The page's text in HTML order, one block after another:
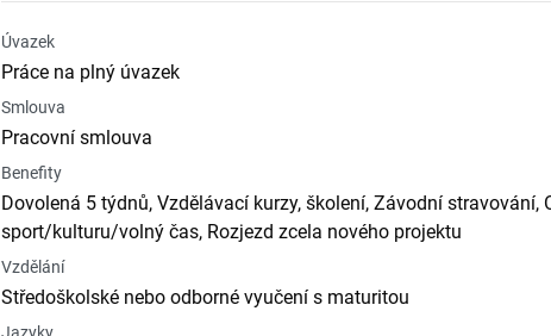
Úvazek
Práce na plný úvazek
Smlouva
Pracovní smlouva
Benefity
Dovolená 5 týdnů, Vzdělávací kurzy, školení, Závodní stravování,
sport/kulturu/volný čas, Rozjezd zcela nového projektu
Vzdělání
Středoškolské nebo odborné vyučení s maturitou